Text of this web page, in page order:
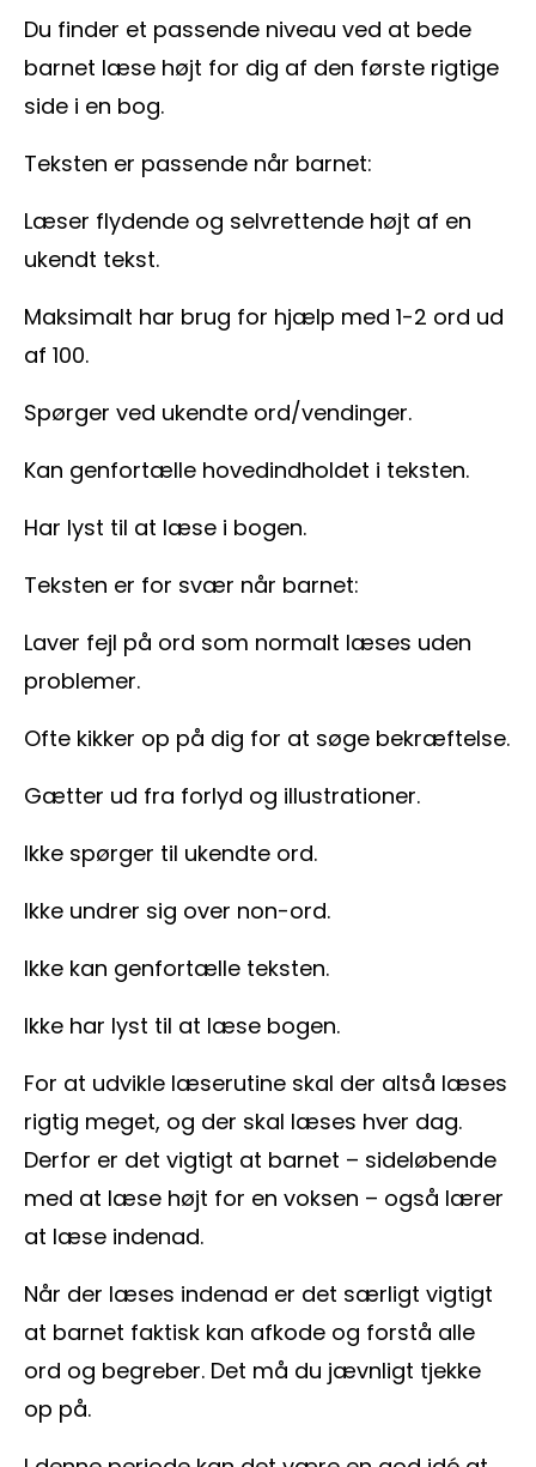
Du finder et passende niveau ved at bede
barnet læse højt for dig af den første rigtige
side i en bog.
Teksten er passende når barnet:
Læser flydende og selvrettende højt af en
ukendt tekst.
Maksimalt har brug for hjælp med 1-2 ord ud
af 100.
Spørger ved ukendte ord/vendinger.
Kan genfortælle hovedindholdet i teksten.
Har lyst til at læse i bogen.
Teksten er for svær når barnet:
Laver fejl på ord som normalt læses uden
problemer.
Ofte kikker op på dig for at søge bekræftelse.
Gætter ud fra forlyd og illustrationer.
Ikke spørger til ukendte ord.
Ikke undrer sig over non-ord.
Ikke kan genfortælle teksten.
Ikke har lyst til at læse bogen.
For at udvikle læserutine skal der altså læses
rigtig meget, og der skal læses hver dag.
Derfor er det vigtigt at barnet – sideløbende
med at læse højt for en voksen – også lærer
at læse indenad.
Når der læses indenad er det særligt vigtigt
at barnet faktisk kan afkode og forstå alle
ord og begreber. Det må du jævnligt tjekke
op på.